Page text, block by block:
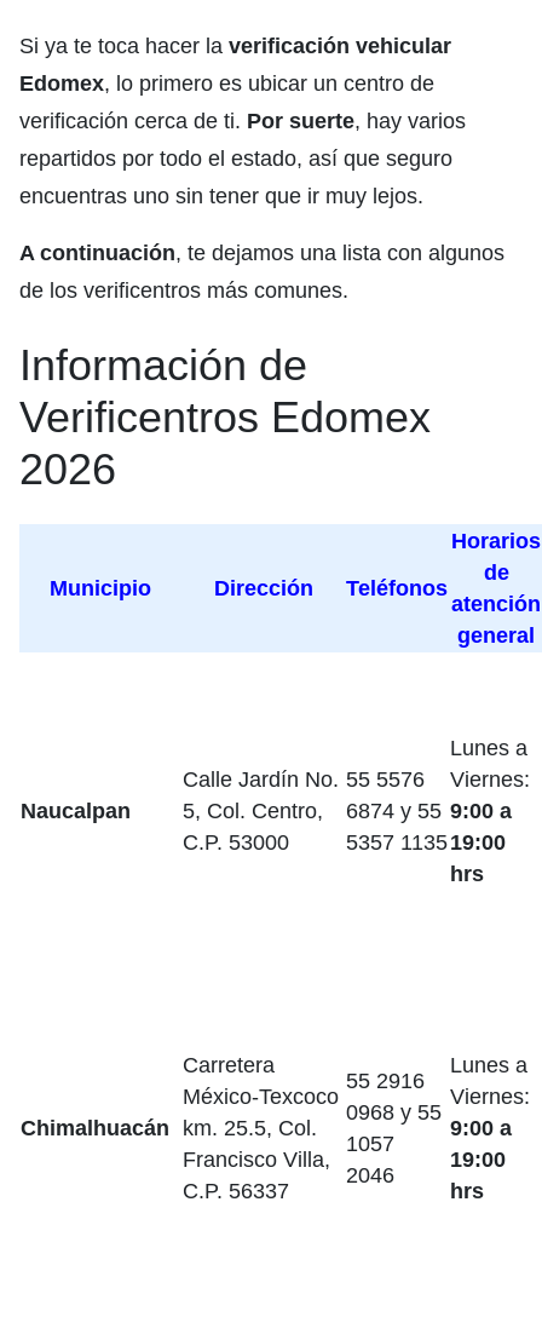
Si ya te toca hacer la verificación vehicular
Edomex, lo primero es ubicar un centro de
verificación cerca de ti. Por suerte, hay varios
repartidos por todo el estado, así que seguro
encuentras uno sin tener que ir muy lejos.
A continuación, te dejamos una lista con algunos
de los verificentros más comunes.
Información de
Verificentros Edomex
2026
Municipio Dirección Teléfonos
Horarios
de
atención
general
Naucalpan
Calle Jardín No.
5, Col. Centro,
C.P. 53000
55 5576
6874 y 55
5357 1135
Lunes a
Viernes:
9:00 a
19:00
hrs
Chimalhuacán
Carretera
México-Texcoco
km. 25.5, Col.
Francisco Villa,
C.P. 56337
55 2916
0968 y 55
1057
2046
Lunes a
Viernes:
9:00 a
19:00
hrs